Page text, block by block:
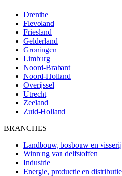
Drenthe
Flevoland
Friesland
Gelderland
Groningen
Limburg
Noord-Brabant
Noord-Holland
Overijssel
Utrecht
Zeeland
Zuid-Holland
BRANCHES
Landbouw, bosbouw en visserij
Winning van delfstoffen
Industrie
Energie, productie en distributie